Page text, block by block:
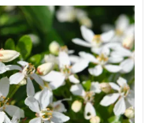
grimpante
parfumée…